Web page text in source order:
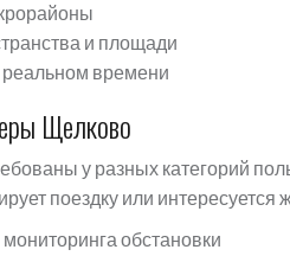
и площади
времени
Щелково
у разных категорий
поездку или
обстановки